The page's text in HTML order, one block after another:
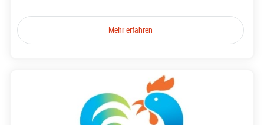
Mehr erfahren